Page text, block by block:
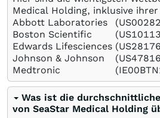
Medical Holding, inklusive ihrer
Abbott Laboratories
Boston Scientific
Edwards Lifesciences
Johnson & Johnson
Medtronic
Was ist die durchschnittliche
von SeaStar Medical Holding